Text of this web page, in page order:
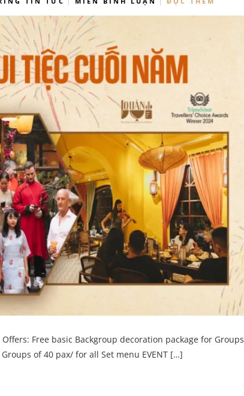
1. Offers: Free basic Backgroup decoration package for Groups
of 40 pax/ for all Set menu EVENT […]